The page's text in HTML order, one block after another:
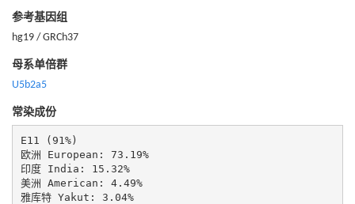
参考基因组
hg19 / GRCh37
母系单倍群
U5b2a5
常染成份
E11 (91%)
欧洲 European: 73.19%
印度 India: 15.32%
美洲 American: 4.49%
雅库特 Yakut: 3.04%